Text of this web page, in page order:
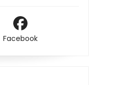
Facebook